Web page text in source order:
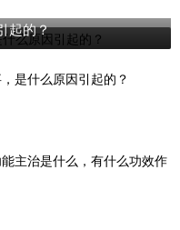
起的？
是什么原因引起的？
主治是什么，有什么功效作